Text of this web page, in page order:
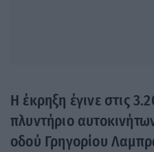
Η έκρηξη έγινε στις
πλυντήριο
οδού Γρηγορίου